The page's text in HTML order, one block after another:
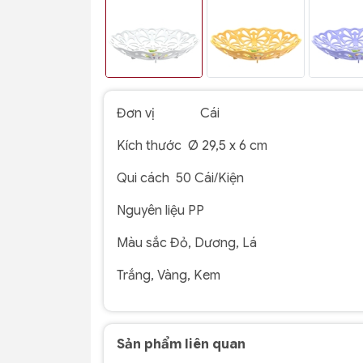
Đơn vị Cái
Kích thước Ø 29,5 x 6 cm
Qui cách 50 Cái/Kiện
Nguyên liệu PP
Màu sắc Đỏ, Dương, Lá
Trắng, Vàng, Kem
Sản phẩm liên quan